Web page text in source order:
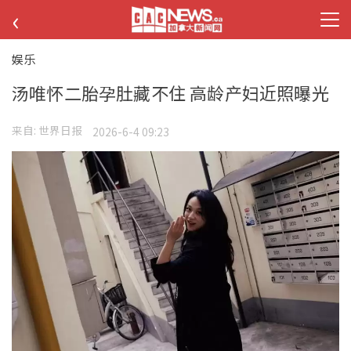
‹
娱乐
汤唯怀二胎孕肚藏不住 高龄产妇近照曝光
来自: 世界日报 2026-6-4 09:23